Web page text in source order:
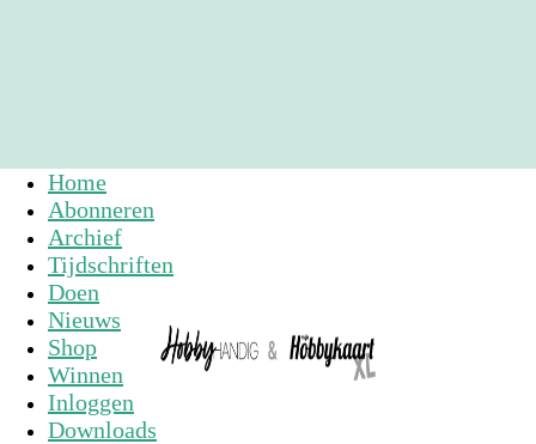
Home
Abonneren
Archief
Tijdschriften
Doen
Nieuws
Shop
Winnen
Inloggen
Downloads